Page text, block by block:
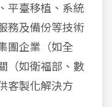
平臺移植、系統
務及備份等技術
團企業（如全
（如衛福部、數
客製化解決方